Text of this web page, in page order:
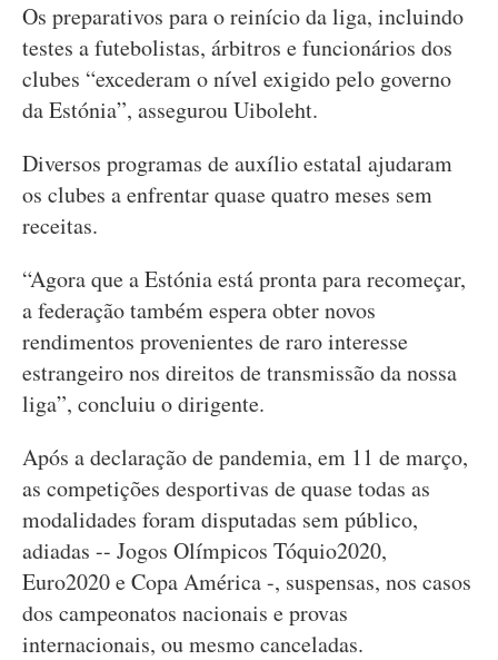
Os preparativos para o reinício da liga, incluindo
testes a futebolistas, árbitros e funcionários dos
clubes “excederam o nível exigido pelo governo
da Estónia”, assegurou Uiboleht.
Diversos programas de auxílio estatal ajudaram
os clubes a enfrentar quase quatro meses sem
receitas.
“Agora que a Estónia está pronta para recomeçar,
a federação também espera obter novos
rendimentos provenientes de raro interesse
estrangeiro nos direitos de transmissão da nossa
liga”, concluiu o dirigente.
Após a declaração de pandemia, em 11 de março,
as competições desportivas de quase todas as
modalidades foram disputadas sem público,
adiadas -- Jogos Olímpicos Tóquio2020,
Euro2020 e Copa América -, suspensas, nos casos
dos campeonatos nacionais e provas
internacionais, ou mesmo canceladas.